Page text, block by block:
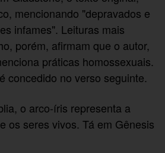
mencionando "depravados e
infames". Leituras mais
porém, afirmam que o autor,
práticas homossexuais.
concedido no verso seguinte.
o arco-íris representa a
os seres vivos. Tá em Gênesis